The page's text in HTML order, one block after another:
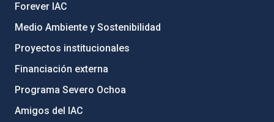
Forever IAC
Medio Ambiente y Sostenibilidad
Proyectos institucionales
Financiación externa
Programa Severo Ochoa
Amigos del IAC